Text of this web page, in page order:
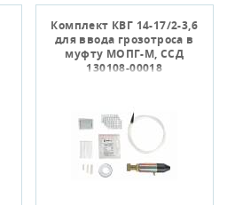
Комплект КВГ 14-17/2-3,6
для ввода грозотроса в
муфту МОПГ-М, ССД
130108-00018